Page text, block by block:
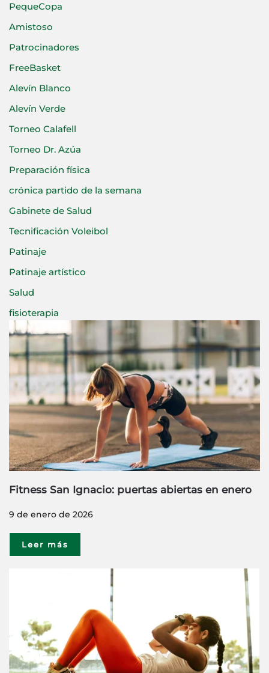
PequeCopa
Amistoso
Patrocinadores
FreeBasket
Alevín Blanco
Alevín Verde
Torneo Calafell
Torneo Dr. Azúa
Preparación física
crónica partido de la semana
Gabinete de Salud
Tecnificación Voleibol
Patinaje
Patinaje artístico
Salud
fisioterapia
Fitness San Ignacio: puertas abiertas en enero
9 de enero de 2026
Leer más